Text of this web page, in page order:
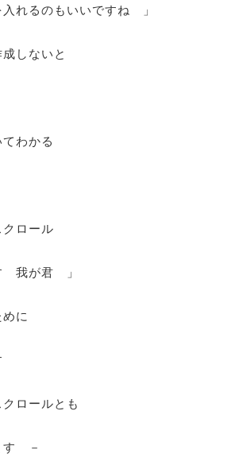
れるのもいいですね 」
しないと
わかる
ロール
我が君 」
に
ロールとも
す －